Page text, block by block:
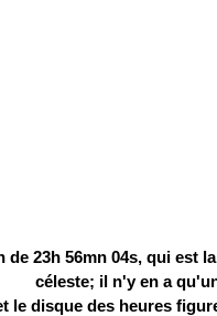
de 23h 56mn 04s, qui est
céleste; il n'y en a
le disque des heures